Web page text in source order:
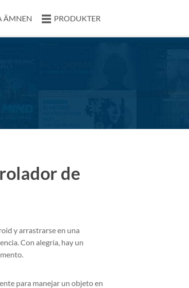
ÄMNEN PRODUKTER
de
y arrastrarse en una
Con alegría, hay un
para manejar un objeto en